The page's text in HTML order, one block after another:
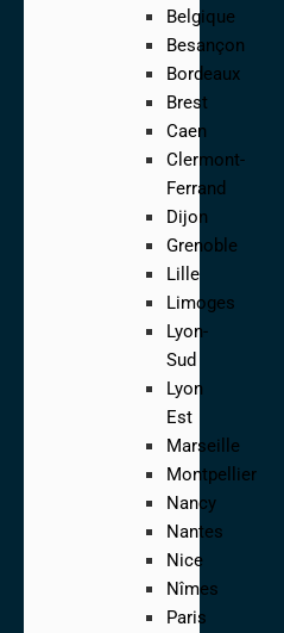
Belgique
Besançon
Bordeaux
Brest
Caen
Clermont-
Ferrand
Dijon
Grenoble
Lille
Limoges
Lyon-
Sud
Lyon
Est
Marseille
Montpellier
Nancy
Nantes
Nice
Nîmes
Paris